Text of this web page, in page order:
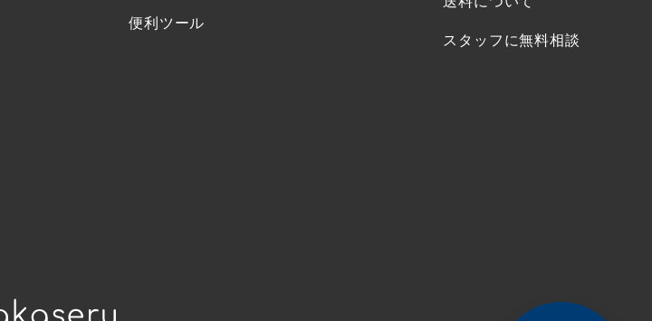
便利ツール
スタッフに無料相談